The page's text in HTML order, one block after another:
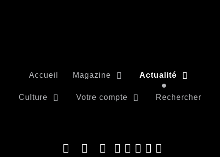
Accueil Magazine Actualité
Culture Votre compte Rechercher